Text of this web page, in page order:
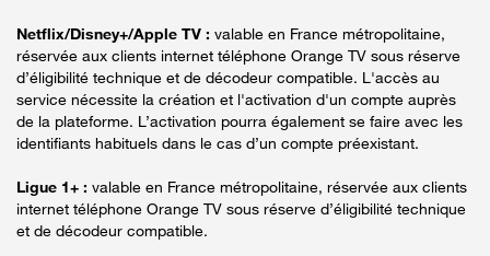
Netflix/Disney+/Apple TV : valable en France métropolitaine,
réservée aux clients internet téléphone Orange TV sous réserve
d’éligibilité technique et de décodeur compatible. L'accès au
service nécessite la création et l'activation d'un compte auprès
de la plateforme. L’activation pourra également se faire avec les
identifiants habituels dans le cas d’un compte préexistant.
Ligue 1+ : valable en France métropolitaine, réservée aux clients
internet téléphone Orange TV sous réserve d’éligibilité technique
et de décodeur compatible.